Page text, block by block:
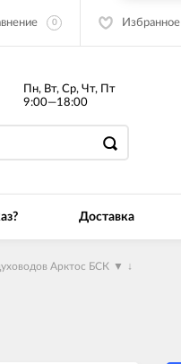
0 Избранное
Пн, Вт, Ср, Чт, Пт
9:00—18:00
Доставка
Арктос БСК ▼ ↓